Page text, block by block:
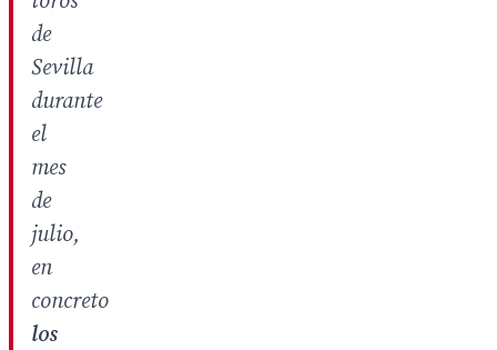
de
Sevilla
durante
el
mes
de
julio,
en
concreto
los